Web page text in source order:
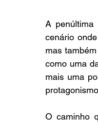
A penúltima
cenário
mas
como uma
mais uma
O caminho